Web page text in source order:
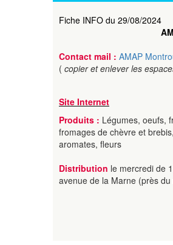
Fiche INFO du 29/08/2024
Contact mail : AMAP
( copier et enlever les
Site Internet
Produits : Légumes, oeufs,
fromages de chèvre et
aromates, fleurs
Distribution le mercredi de
avenue de la Marne (près